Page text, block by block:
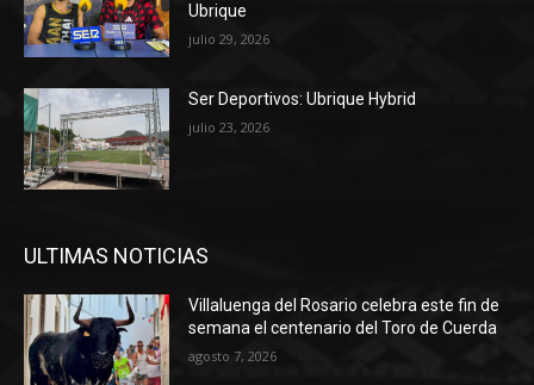
Ubrique
julio 29, 2026
Ser Deportivos: Ubrique Hybrid
julio 23, 2026
ULTIMAS NOTICIAS
Villaluenga del Rosario celebra este fin de
semana el centenario del Toro de Cuerda
agosto 7, 2026